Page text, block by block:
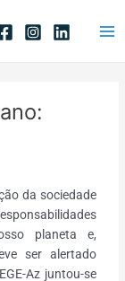
da sociedade
planeta e,
ser alertado
Az juntou-se